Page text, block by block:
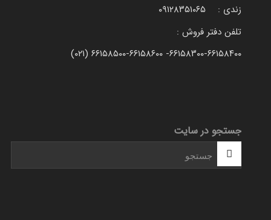
زندی : ۰۹۱۲۸۳۵۱۰۶۵
تلفن دفتر فروش :
۶۶۱۵۸۳۰۰-۶۶۱۵۸۴۰۰- ۶۶۱۵۸۵۰۰-۶۶۱۵۸۶۰۰ (۰۲۱)
جستجو در سایت